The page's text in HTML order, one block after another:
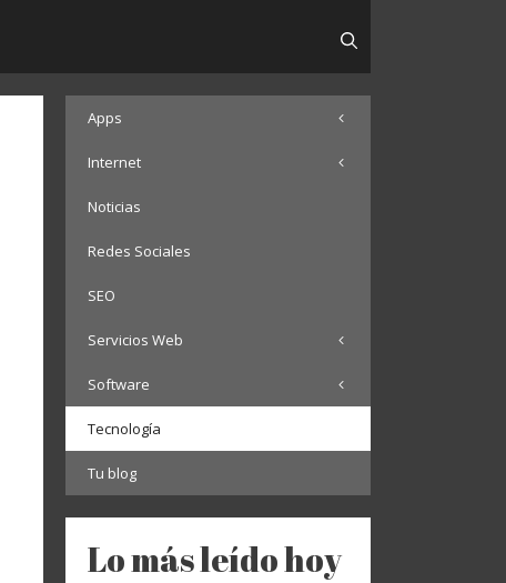
Apps
Internet
Noticias
Redes Sociales
SEO
Servicios Web
Software
Tecnología
Tu blog
Lo más leído hoy